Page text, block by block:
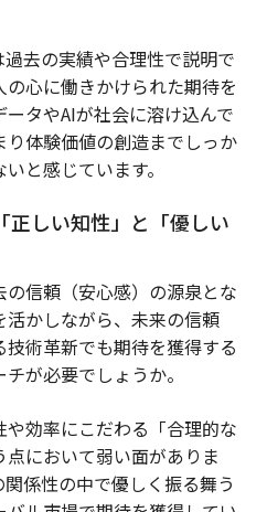
去の実績や合理性で説明で
心に働きかけられた期待を
タやAIが社会に溶け込んで
体験価値の創造までしっか
と感じています。
正しい知性」と「優しい
信頼（安心感）の源泉とな
かしながら、未来の信頼
技術革新でも期待を獲得する
が必要でしょうか。
や効率にこだわる「合理的な
において弱い面がありま
係性の中で優しく振る舞う